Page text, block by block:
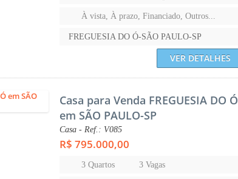
À vista, À prazo, Financiado, Outros...
FREGUESIA DO Ó-SÃO PAULO-SP
VER DETALHES
Casa para Venda FREGUESIA DO Ó
em SÃO PAULO-SP
Casa - Ref.: V085
R$ 795.000,00
3 Quartos 3 Vagas